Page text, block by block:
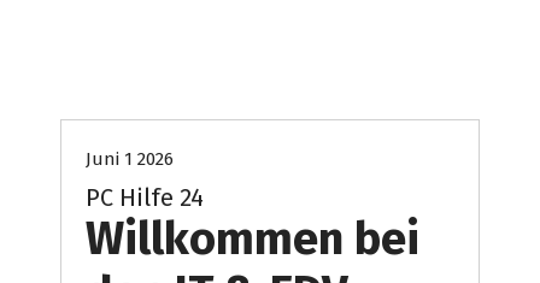
Juni 1 2026
PC Hilfe 24
Willkommen bei